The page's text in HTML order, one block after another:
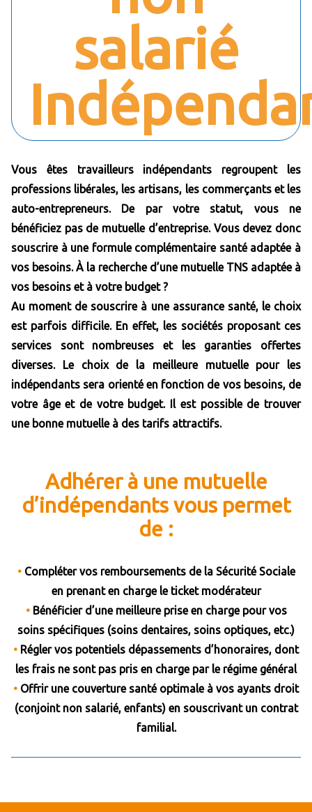
salarié
Vous êtes travailleurs indépendants regroupent les
professions libérales, les artisans, les commerçants et les
auto-entrepreneurs. De par votre statut, vous ne
bénéficiez pas de mutuelle d’entreprise. Vous devez donc
souscrire à une formule complémentaire santé adaptée à
vos besoins. À la recherche d’une mutuelle TNS adaptée à
vos besoins et à votre budget ?
Au moment de souscrire à une assurance santé, le choix
est parfois difficile. En effet, les sociétés proposant ces
services sont nombreuses et les garanties offertes
diverses. Le choix de la meilleure mutuelle pour les
indépendants sera orienté en fonction de vos besoins, de
votre âge et de votre budget. Il est possible de trouver
une bonne mutuelle à des tarifs attractifs.
Adhérer à une mutuelle
d’indépendants vous permet
de :
•Compléter vos remboursements de la Sécurité Sociale
en prenant en charge le ticket modérateur
• Bénéficier d’une meilleure prise en charge pour vos
soins spécifiques (soins dentaires, soins optiques, etc.)
• Régler vos potentiels dépassements d’honoraires, dont
les frais ne sont pas pris en charge par le régime général
• Offrir une couverture santé optimale à vos ayants droit
(conjoint non salarié, enfants) en souscrivant un contrat
familial.